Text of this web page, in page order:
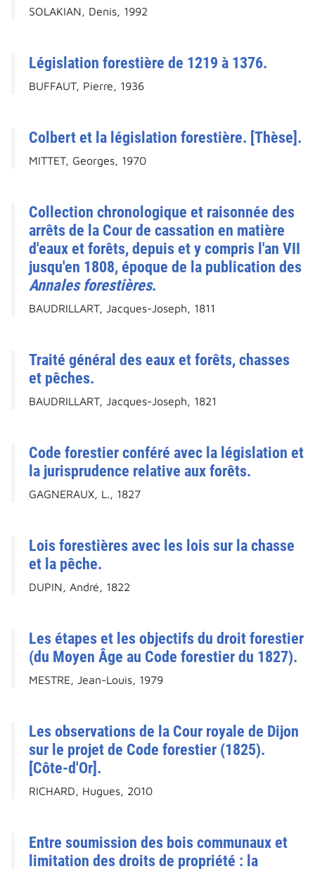
SOLAKIAN, Denis, 1992
Législation forestière de 1219 à 1376.
BUFFAUT, Pierre, 1936
Colbert et la législation forestière. [Thèse].
MITTET, Georges, 1970
Collection chronologique et raisonnée des
arrêts de la Cour de cassation en matière
d'eaux et forêts, depuis et y compris l'an VII
jusqu'en 1808, époque de la publication des
Annales forestières.
BAUDRILLART, Jacques-Joseph, 1811
Traité général des eaux et forêts, chasses
et pêches.
BAUDRILLART, Jacques-Joseph, 1821
Code forestier conféré avec la législation et
la jurisprudence relative aux forêts.
GAGNERAUX, L., 1827
Lois forestières avec les lois sur la chasse
et la pêche.
DUPIN, André, 1822
Les étapes et les objectifs du droit forestier
(du Moyen Âge au Code forestier du 1827).
MESTRE, Jean-Louis, 1979
Les observations de la Cour royale de Dijon
sur le projet de Code forestier (1825).
[Côte-d'Or].
RICHARD, Hugues, 2010
Entre soumission des bois communaux et
limitation des droits de propriété : la